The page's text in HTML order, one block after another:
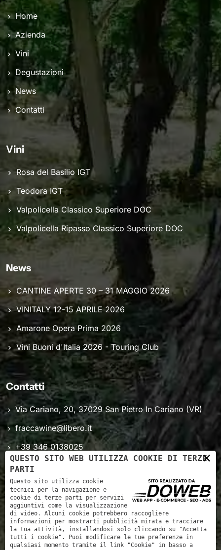
Home
Azienda
Vini
Degustazioni
News
Contatti
Vini
Rosa del Basilio IGT
Teodora IGT
Valpolicella Classico Superiore DOC
Valpolicella Ripasso Classico Superiore DOC
News
CANTINE APERTE 30 – 31 MAGGIO 2026
VINITALY 12-15 APRILE 2026
Amarone Opera Prima 2026
Vini Buoni d'Italia 2026 - Touring Club
Contatti
Via Cariano, 20, 37029 San Pietro In Cariano (VR)
fraccawine@libero.it
+39 346 0138025
Lun - Sab: 8.00 - 18.00
×
QUESTO SITO WEB UTILIZZA COOKIE DI TERZE
PARTI
Questo sito utilizza cookie
tecnici per la navigazione e
cookie di terze parti per servizi
aggiuntivi come la visualizzazione
di video. Alcuni cookie potrebbero raccogliere
informazioni per mostrarti pubblicità mirata e tracciare
la tua attività, installandosi solo cliccando su "Accetta
tutti i cookie". Puoi modificare le tue preferenze in
qualsiasi momento tramite il link "Cookie" in basso a